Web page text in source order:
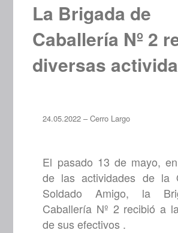
La Brigada de
Caballería Nº 2
diversas
24.05.2022 – Cerro Largo
El pasado 13 de mayo,
de las actividades de la
Soldado Amigo, la
Caballería Nº 2 recibió a
de sus efectivos .